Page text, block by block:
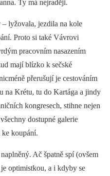
Ty má nejraději.
lyžovala, jezdila na kole
Proto si také Vávrovi
pracovním nasazením
mají blízko k sečské
přerušují je cestováním
na Krétu, tu do Kartága a jindy
kongresech, stihne nejen
dostupné galerie
ke koupání.
Ač špatně spí (ovšem
optimistkou, a i kdyby se